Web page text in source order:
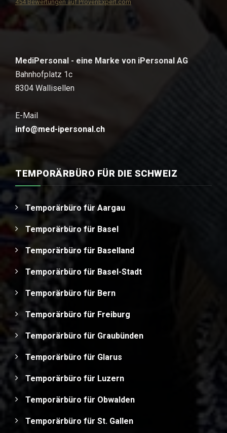
454 Bewertungen auf ProvenExpert.com
MediPersonal - eine Marke von iPersonal AG
Bahnhofplatz 1c
8304 Wallisellen
E-Mail
info@med-ipersonal.ch
TEMPORÄRBÜRO FÜR DIE SCHWEIZ
Temporärbüro für Aargau
Temporärbüro für Basel
Temporärbüro für Baselland
Temporärbüro für Basel-Stadt
Temporärbüro für Bern
Temporärbüro für Freiburg
Temporärbüro für Graubünden
Temporärbüro für Glarus
Temporärbüro für Luzern
Temporärbüro für Obwalden
Temporärbüro für St. Gallen